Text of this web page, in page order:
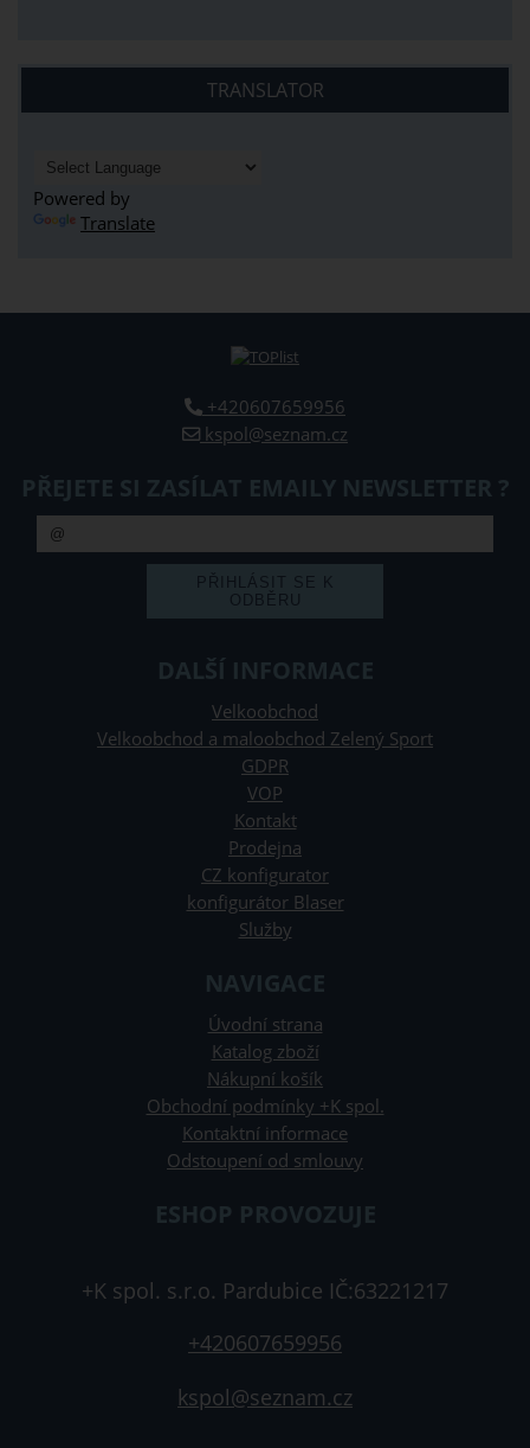
TRANSLATOR
Powered by
Translate
+420607659956
kspol@seznam.cz
PŘEJETE SI ZASÍLAT EMAILY NEWSLETTER ?
DALŠÍ INFORMACE
Velkoobchod
Velkoobchod a maloobchod Zelený Sport
GDPR
VOP
Kontakt
Prodejna
CZ konfigurator
konfigurátor Blaser
Služby
NAVIGACE
Úvodní strana
Katalog zboží
Nákupní košík
Obchodní podmínky +K spol.
Kontaktní informace
Odstoupení od smlouvy
ESHOP PROVOZUJE
+K spol. s.r.o. Pardubice IČ:63221217
+420607659956
kspol@seznam.cz